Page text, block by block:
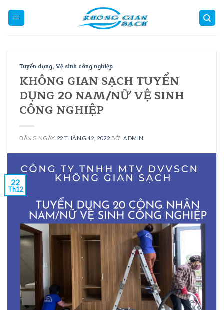
Tuyển dụng, Vệ sinh công nghiệp
KHÔNG GIAN SẠCH TUYỂN
DỤNG 20 NAM/NỮ VỆ SINH
CÔNG NGHIỆP
ĐĂNG NGÀY 22 THÁNG 12, 2022 BỞI ADMIN
22
Th12